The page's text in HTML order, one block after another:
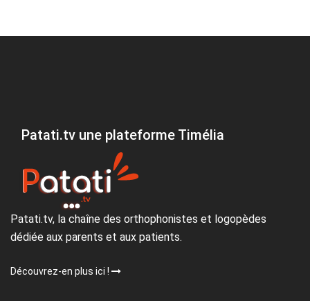
Patati.tv une plateforme Timélia
Patati.tv, la chaîne des orthophonistes et logopèdes
dédiée aux parents et aux patients.
Découvrez-en plus ici !